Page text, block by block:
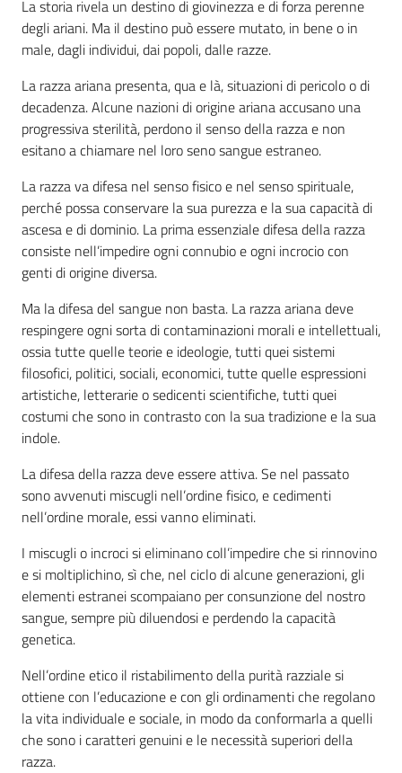
La storia rivela un destino di giovinezza e di forza perenne
degli ariani. Ma il destino può essere mutato, in bene o in
male, dagli individui, dai popoli, dalle razze.
La razza ariana presenta, qua e là, situazioni di pericolo o di
decadenza. Alcune nazioni di origine ariana accusano una
progressiva sterilità, perdono il senso della razza e non
esitano a chiamare nel loro seno sangue estraneo.
La razza va difesa nel senso fisico e nel senso spirituale,
perché possa conservare la sua purezza e la sua capacità di
ascesa e di dominio. La prima essenziale difesa della razza
consiste nell’impedire ogni connubio e ogni incrocio con
genti di origine diversa.
Ma la difesa del sangue non basta. La razza ariana deve
respingere ogni sorta di contaminazioni morali e intellettuali,
ossia tutte quelle teorie e ideologie, tutti quei sistemi
filosofici, politici, sociali, economici, tutte quelle espressioni
artistiche, letterarie o sedicenti scientifiche, tutti quei
costumi che sono in contrasto con la sua tradizione e la sua
indole.
La difesa della razza deve essere attiva. Se nel passato
sono avvenuti miscugli nell’ordine fisico, e cedimenti
nell’ordine morale, essi vanno eliminati.
I miscugli o incroci si eliminano coll’impedire che si rinnovino
e si moltiplichino, sì che, nel ciclo di alcune generazioni, gli
elementi estranei scompaiano per consunzione del nostro
sangue, sempre più diluendosi e perdendo la capacità
genetica.
Nell’ordine etico il ristabilimento della purità razziale si
ottiene con l’educazione e con gli ordinamenti che regolano
la vita individuale e sociale, in modo da conformarla a quelli
che sono i caratteri genuini e le necessità superiori della
razza.